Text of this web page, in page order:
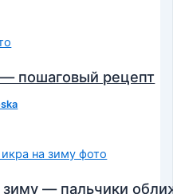
пошаговый рецепт
зиму — пальчики